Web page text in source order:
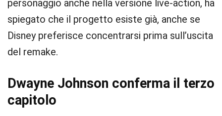
personaggio anche nella versione live-action, ha
spiegato che il progetto esiste già, anche se
Disney preferisce concentrarsi prima sull’uscita
del remake.
Dwayne Johnson conferma il terzo
capitolo